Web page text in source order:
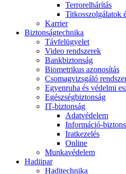
Terrorelhárítás
Titkosszolgálatok
Karrier
Biztonságtechnika
Távfelügyelet
Video rendszerek
Bankbiztonság
Biometrikus azonosítás
Csomagvizsgáló
Egyenruha és védelmi
Egészségbiztonság
IT-biztonság
Adatvédelem
Információ-
Iratkezelés
Online
Munkavédelem
Hadiipar
Haditechnika